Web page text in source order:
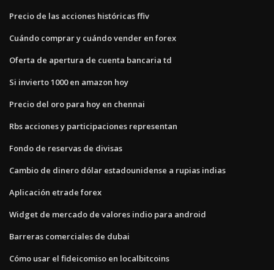
Precio de las acciones históricas ffiv
Cuándo comprar y cuándo vender en forex
Oferta de apertura de cuenta bancaria td
Si invierto 1000 en amazon hoy
Precio del oro para hoy en chennai
Rbs acciones y participaciones representan
Fondo de reservas de divisas
Cambio de dinero dólar estadounidense a rupias indias
Aplicación etrade forex
Widget de mercado de valores indio para android
Barreras comerciales de dubai
Cómo usar el fideicomiso en localbitcoins